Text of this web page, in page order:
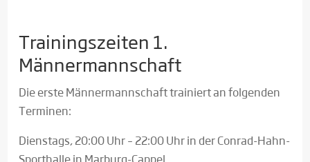
Trainingszeiten 1.
Männermannschaft
Die erste Männermannschaft trainiert an folgenden
Terminen:
Dienstags, 20:00 Uhr – 22:00 Uhr in der Conrad-Hahn-